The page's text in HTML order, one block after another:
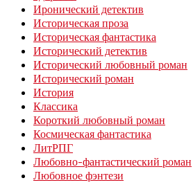
Иронический детектив
Историческая проза
Историческая фантастика
Исторический детектив
Исторический любовный роман
Исторический роман
История
Классика
Короткий любовный роман
Космическая фантастика
ЛитРПГ
Любовно-фантастический роман
Любовное фэнтези